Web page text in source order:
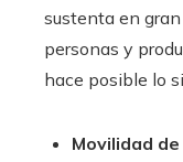
sustenta en
personas y
hace posible lo
Movilidad